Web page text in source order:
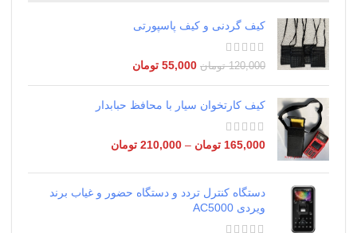
کیف گردنی و کیف پاسپورتی
120,000 تومان 55,000 تومان
کیف کارتخوان سیار با محافظ حبابدار
165,000 تومان –
210,000 تومان
دستگاه کنترل تردد و دستگاه حضور و غیاب برند
ویردی AC5000